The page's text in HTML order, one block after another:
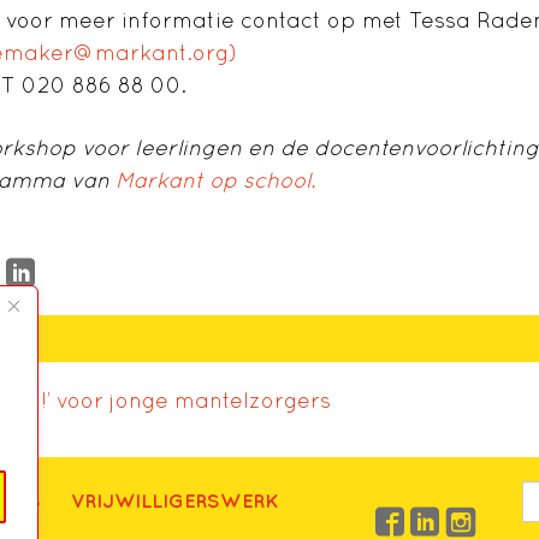
voor meer informatie contact op met Tessa
T 020 886 88 00.
voor leerlingen en de
van Markant op school.
jij!’ voor jonge mantelzorgers
VRIJWILLIGERSWERK